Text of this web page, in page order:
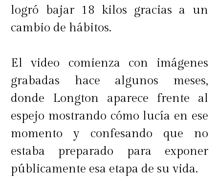
logró bajar 18 kilos gracias a un
cambio de hábitos.
El video comienza con imágenes
grabadas hace algunos meses,
donde Longton aparece frente al
espejo mostrando cómo lucía en ese
momento y confesando que no
estaba preparado para exponer
públicamente esa etapa de su vida.